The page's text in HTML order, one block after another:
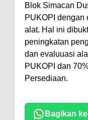
Blok Simacan
PUKOPI dengan
alat. Hal ini
peningkatan
dan evaluuasi
PUKOPI dan
Persediaan.
Bagikan